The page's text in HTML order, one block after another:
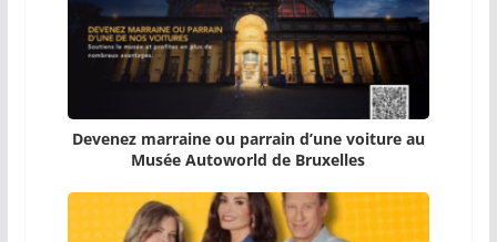
Devenez marraine ou parrain d’une voiture au
Musée Autoworld de Bruxelles